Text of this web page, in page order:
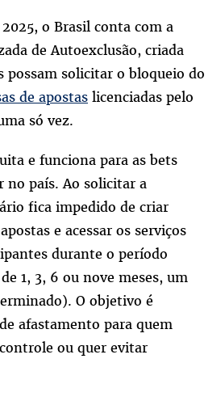
o Brasil conta com a
de Autoexclusão, criada
possam solicitar o bloqueio do
de apostas licenciadas pelo
só vez.
e funciona para as bets
no país. Ao solicitar a
fica impedido de criar
e acessar os serviços
durante o período
1, 3, 6 ou nove meses, um
O objetivo é
afastamento para quem
ou quer evitar